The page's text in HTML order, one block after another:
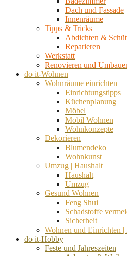
Dach und Fassade
Innenräume
Tipps & Tricks
Abdichten &
Reparieren
Werkstatt
Renovieren und
do it-Wohnen
Wohnräume einrichten
Einrichtungstipps
Küchenplanung
Möbel
Mobil Wohnen
Wohnkonzepte
Dekorieren
Blumendeko
Wohnkunst
Umzug | Haushalt
Haushalt
Umzug
Gesund Wohnen
Feng Shui
Schadstoffe
Sicherheit
Wohnen und Einrichten |
do it-Hobby
Feste und Jahreszeiten